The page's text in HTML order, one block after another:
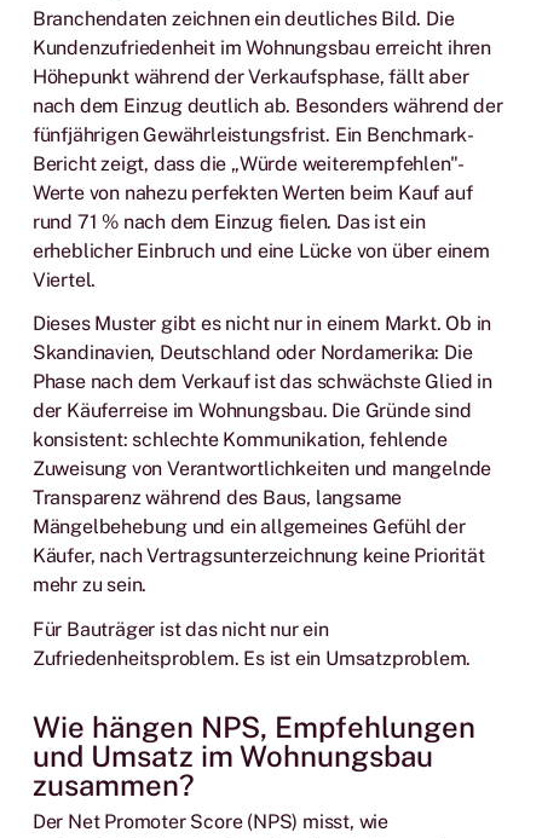
Branchendaten zeichnen ein deutliches Bild. Die
Kundenzufriedenheit im Wohnungsbau erreicht ihren
Höhepunkt während der Verkaufsphase, fällt aber
nach dem Einzug deutlich ab. Besonders während der
fünfjährigen Gewährleistungsfrist. Ein Benchmark-
Bericht zeigt, dass die „Würde weiterempfehlen"-
Werte von nahezu perfekten Werten beim Kauf auf
rund 71 % nach dem Einzug fielen. Das ist ein
erheblicher Einbruch und eine Lücke von über einem
Viertel.
Dieses Muster gibt es nicht nur in einem Markt. Ob in
Skandinavien, Deutschland oder Nordamerika: Die
Phase nach dem Verkauf ist das schwächste Glied in
der Käuferreise im Wohnungsbau. Die Gründe sind
konsistent: schlechte Kommunikation, fehlende
Zuweisung von Verantwortlichkeiten und mangelnde
Transparenz während des Baus, langsame
Mängelbehebung und ein allgemeines Gefühl der
Käufer, nach Vertragsunterzeichnung keine Priorität
mehr zu sein.
Für Bauträger ist das nicht nur ein
Zufriedenheitsproblem. Es ist ein Umsatzproblem.
Wie hängen NPS, Empfehlungen
und Umsatz im Wohnungsbau
zusammen?
Der Net Promoter Score (NPS) misst, wie